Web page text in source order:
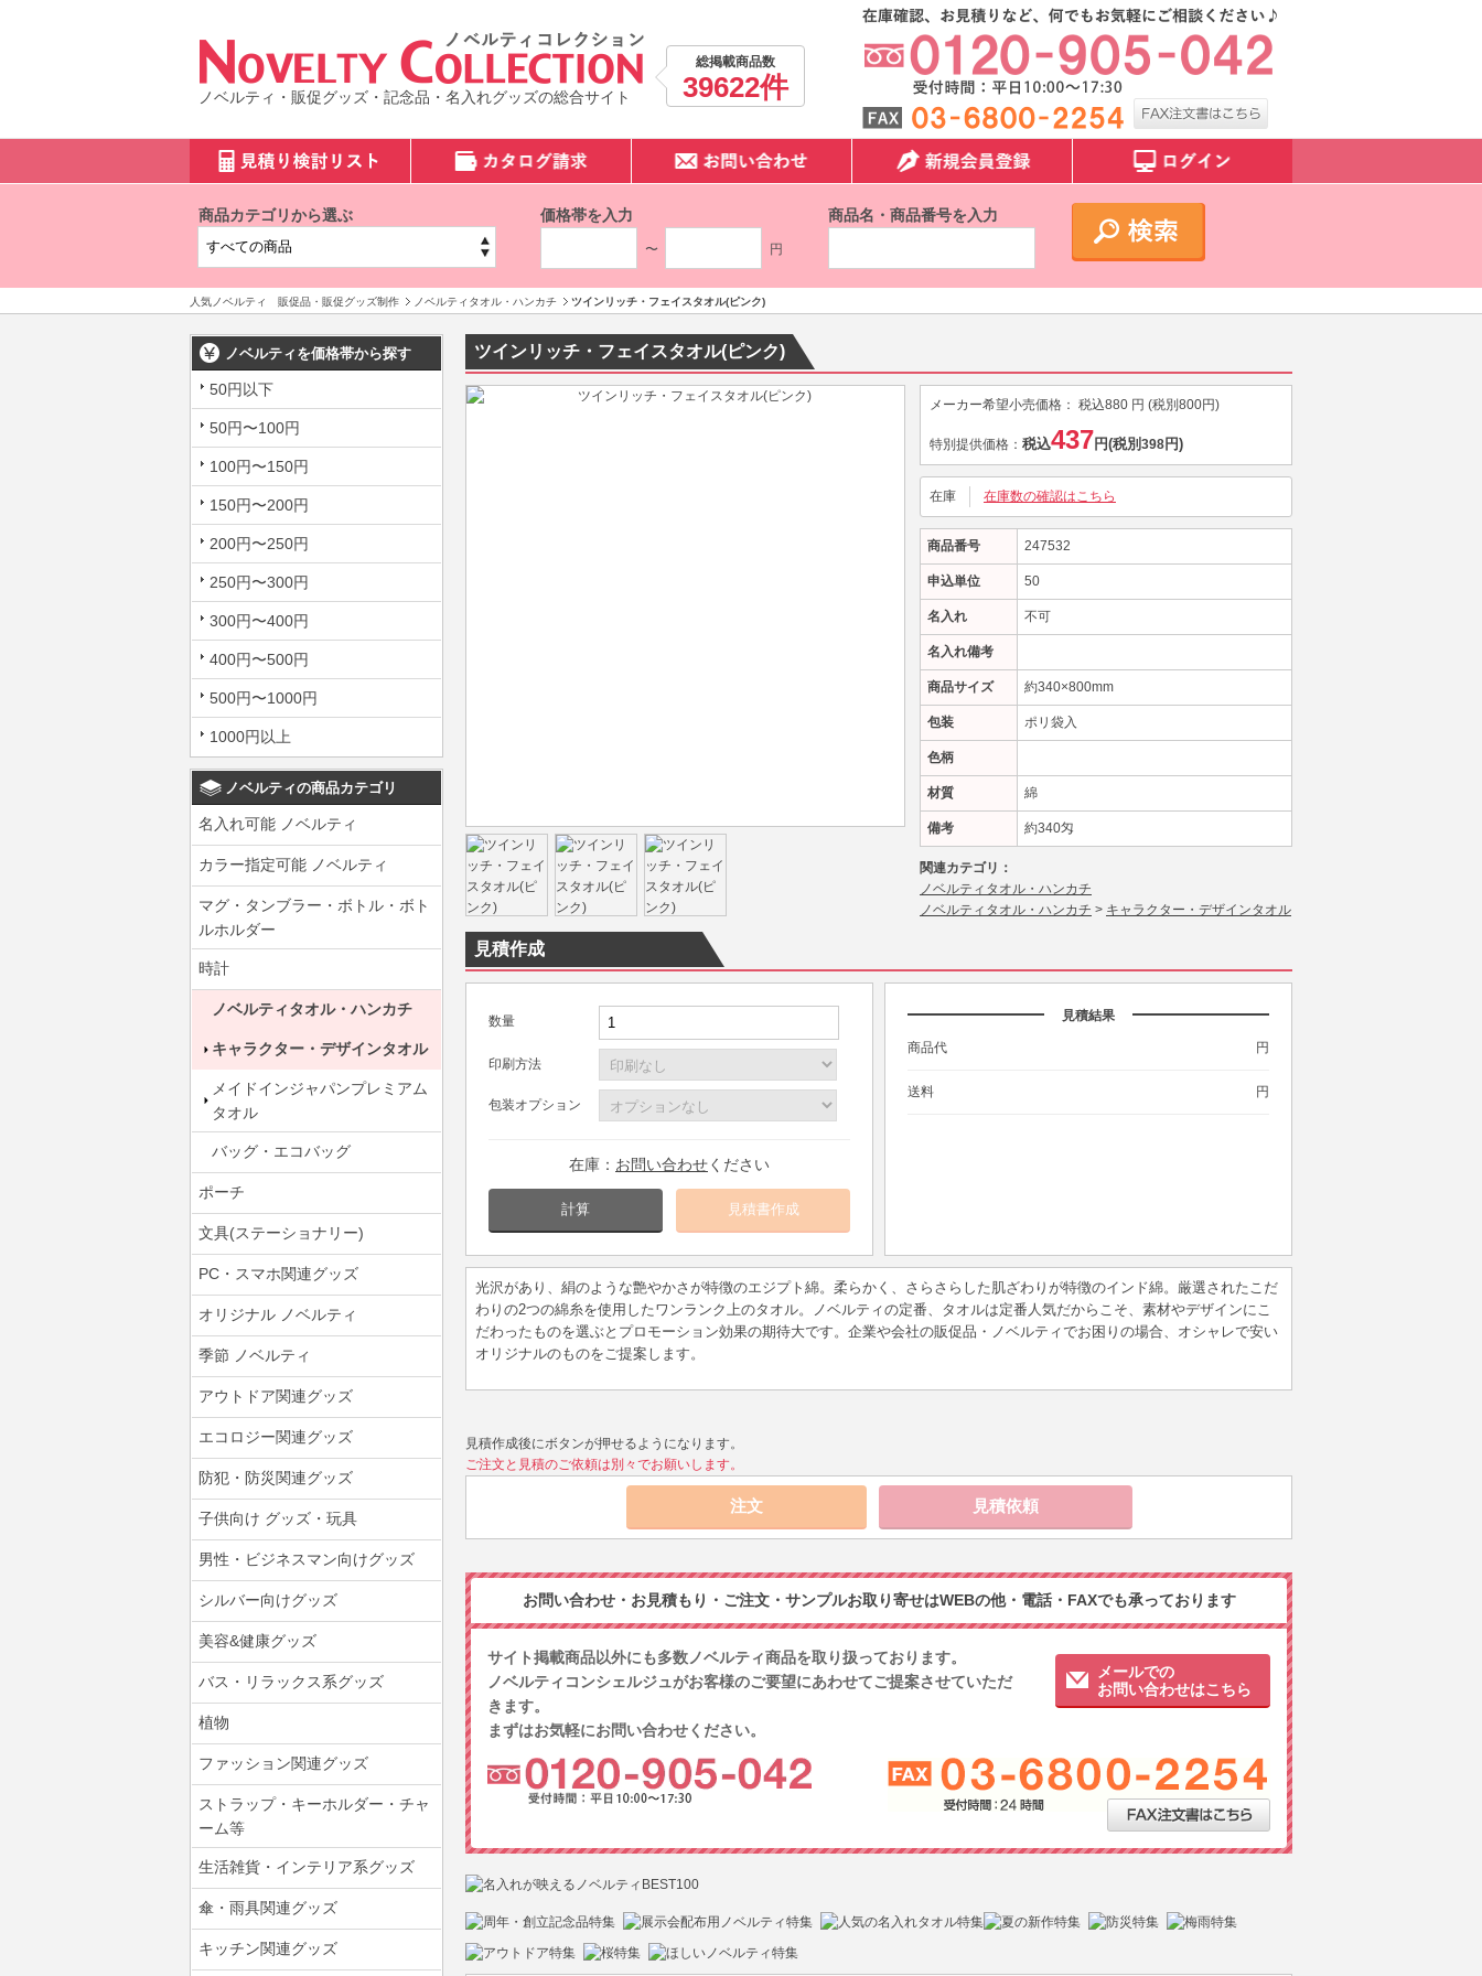
ノベルティ・販促グッズ・記念品・名入れグッズの総合サイト
総掲載商品数
39622件
商品カテゴリから選ぶ 価格帯を入力
〜 円
商品名・商品番号を入力
人気ノベルティ 販促品・販促グッズ制作 ノベルティタオル・ハンカチ ツインリッチ・フェイスタオル(ピンク)
ノベルティを価格帯から探す
50円以下
50円〜100円
100円〜150円
150円〜200円
200円〜250円
250円〜300円
300円〜400円
400円〜500円
500円〜1000円
1000円以上
ノベルティの商品カテゴリ
名入れ可能 ノベルティ
カラー指定可能 ノベルティ
マグ・タンブラー・ボトル・ボト
ルホルダー
時計
ノベルティタオル・ハンカチ
キャラクター・デザインタオル
メイドインジャパンプレミアム
タオル
バッグ・エコバッグ
ポーチ
文具(ステーショナリー)
PC・スマホ関連グッズ
オリジナル ノベルティ
季節 ノベルティ
アウトドア関連グッズ
エコロジー関連グッズ
防犯・防災関連グッズ
子供向け グッズ・玩具
男性・ビジネスマン向けグッズ
シルバー向けグッズ
美容&健康グッズ
バス・リラックス系グッズ
植物
ファッション関連グッズ
ストラップ・キーホルダー・チャ
ーム等
生活雑貨・インテリア系グッズ
傘・雨具関連グッズ
キッチン関連グッズ
ツインリッチ・フェイスタオル(ピンク)
メーカー希望小売価格： 税込880 円 (税別 800円)
特別提供価格： 税込437円(税別 398円)
在庫 在庫数の確認はこちら
商品番号 247532
申込単位 50
名入れ 不可
名入れ備考
商品サイズ 約340×800mm
包装 ポリ袋入
色柄
材質 綿
備考 約340匁
関連カテゴリ：
ノベルティタオル・ハンカチ
ノベルティタオル・ハンカチ > キャラクター・デザインタオル
見積作成
数量
印刷方法
包装オプション
在庫： お問い合わせください
計算
見積結果
商品代 円
送料 円
光沢があり、絹のような艶やかさが特徴のエジプト綿。柔らかく、さらさらした肌ざわりが特徴のインド綿。厳選されたこだ
わりの2つの綿糸を使用したワンランク上のタオル。ノベルティの定番、タオルは定番人気だからこそ、素材やデザインにこ
だわったものを選ぶとプロモーション効果の期待大です。企業や会社の販促品・ノベルティでお困りの場合、オシャレで安い
オリジナルのものをご提案します。
見積作成後にボタンが押せるようになります。
ご注文と見積のご依頼は別々でお願いします。
お問い合わせ・お見積もり・ご注文・サンプルお取り寄せはWEBの他・電話・FAXでも承っております
サイト掲載商品以外にも多数ノベルティ商品を取り扱っております。
ノベルティコンシェルジュがお客様のご要望にあわせてご提案させていただ
きます。
まずはお気軽にお問い合わせください。
メールでの
お問い合わせはこちら